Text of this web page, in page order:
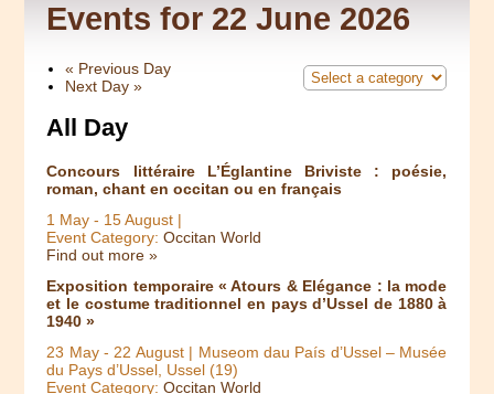
Events for 22 June 2026
« Previous Day
Next Day»
All Day
Concours littéraire L’Églantine Briviste : poésie,
roman, chant en occitan ou en français
1 May - 15 August |
Event Category:Occitan World
Find out more »
Exposition temporaire « Atours & Elégance : la mode
et le costume traditionnel en pays d’Ussel de 1880 à
1940 »
23 May-22 August| Museom dau País d’Ussel – Musée
du Pays d’Ussel, Ussel (19)
Event Category:Occitan World